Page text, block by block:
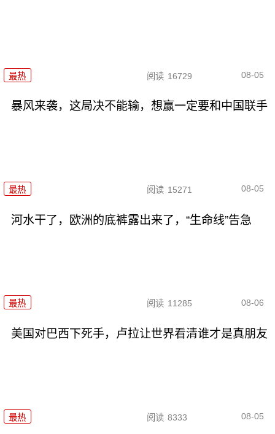
最热 阅读 16729 08-05
暴风来袭，这局决不能输，想赢一定要和中国联手
最热 阅读 15271 08-05
河水干了，欧洲的底裤露出来了，“生命线”告急
最热 阅读 11285 08-06
美国对巴西下死手，卢拉让世界看清谁才是真朋友
最热 阅读 8333 08-05